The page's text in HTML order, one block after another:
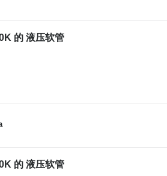
的 液压软管
的 液压软管